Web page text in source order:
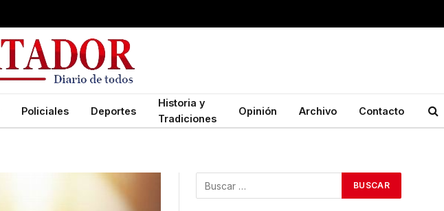
Policiales Deportes
Historia y
Tradiciones
Opinión Archivo Contacto